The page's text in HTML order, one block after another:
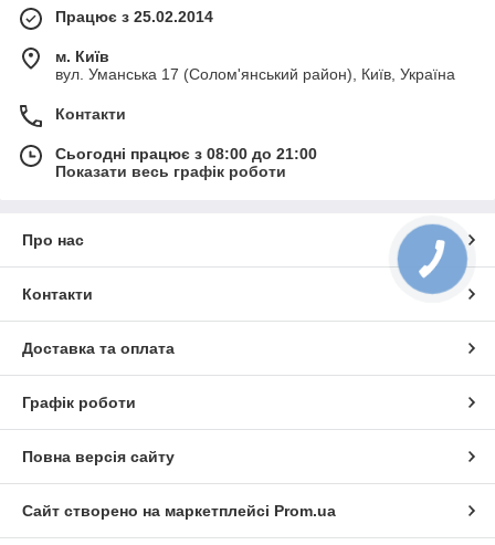
Працює з 25.02.2014
м. Київ
вул. Уманська 17 (Солом'янський район), Київ, Україна
Контакти
Сьогодні працює з 08:00 до 21:00
Показати весь графік роботи
Про нас
Контакти
Доставка та оплата
Графік роботи
Повна версія сайту
Сайт створено на маркетплейсі Prom.ua